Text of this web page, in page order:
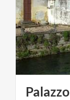
Palazzo